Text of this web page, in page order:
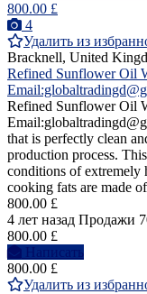
800.00 £
4
Удалить из
Bracknell, United
Refined Sunflower Oil
Refined Sunflower Oil
that is perfectly clean
production process.
conditions of extremely
cooking fats are made
800.00 £
4 лет назад Продажи
800.00 £
Написать
800.00 £
Удалить из